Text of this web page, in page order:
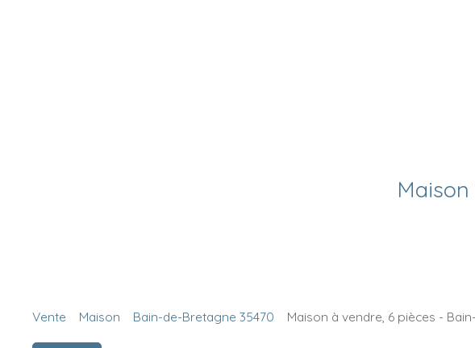
Vente Maison Bain-de-Bretagne 35470 Maison à vendre, 6 pièces -